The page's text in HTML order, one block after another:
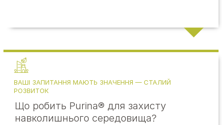
ВАШІ ЗАПИТАННЯ МАЮТЬ ЗНАЧЕННЯ — СТАЛИЙ
РОЗВИТОК
Що робить Purina® для захисту
навколишнього середовища?